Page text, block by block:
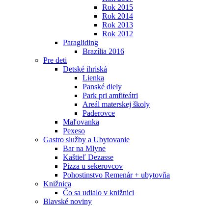
Rok 2015
Rok 2014
Rok 2013
Rok 2012
Paragliding
Brazília 2016
Pre deti
Detské ihriská
Lienka
Panské diely
Park pri amfiteátri
Areál materskej školy
Paderovce
Maľovanka
Pexeso
Gastro služby a Ubytovanie
Bar na Mlyne
Kaštieľ Dezasse
Pizza u sekerovcov
Pohostinstvo Remenár + ubytovňa
Knižnica
Čo sa udialo v knižnici
Blavské noviny